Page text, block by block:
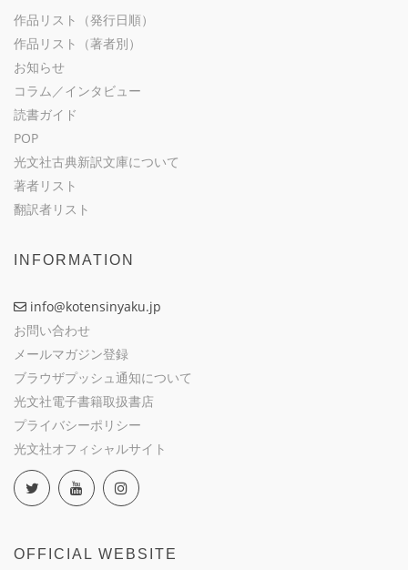
作品リスト（発行日順）
作品リスト（著者別）
お知らせ
コラム／インタビュー
読書ガイド
POP
光文社古典新訳文庫について
著者リスト
翻訳者リスト
INFORMATION
info@kotensinyaku.jp
お問い合わせ
メールマガジン登録
ブラウザプッシュ通知について
光文社電子書籍取扱書店
プライバシーポリシー
光文社オフィシャルサイト
OFFICIAL WEBSITE